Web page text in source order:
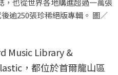
，也從世界各地購進超過一萬張
逾250張珍稀絕版專輯。 圖／
Music Library &
，都位於首爾龍山區